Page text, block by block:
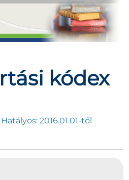
kódex
2016.01.01-től